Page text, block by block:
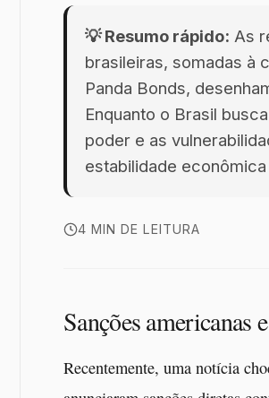
💡 Resumo rápido: As
brasileiras, somadas à
Panda Bonds,
Enquanto o Brasil
poder e as
estabilidade econômica
4 MIN DE LEITURA
Sanções americanas
Recentemente, uma notícia